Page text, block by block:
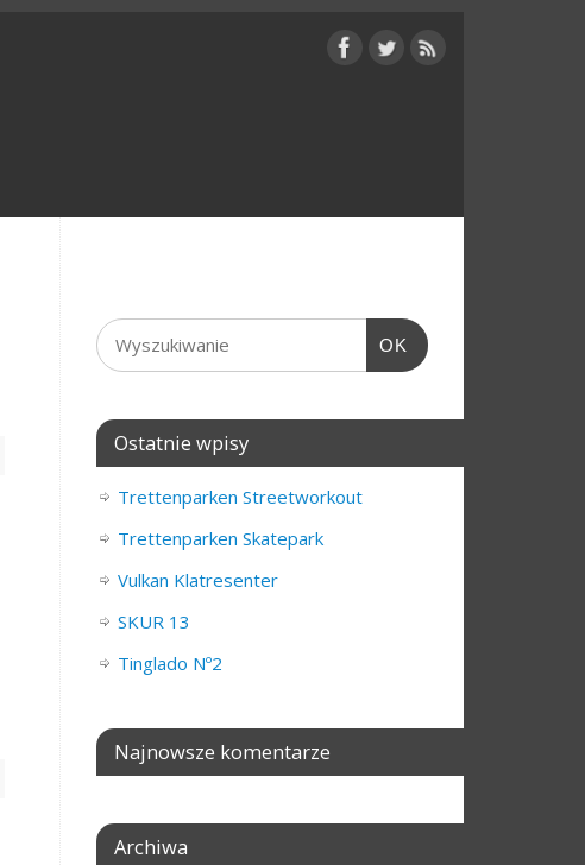
OK
Ostatnie wpisy
Trettenparken Streetworkout
Trettenparken Skatepark
Vulkan Klatresenter
SKUR 13
Tinglado Nº2
Najnowsze komentarze
Archiwa